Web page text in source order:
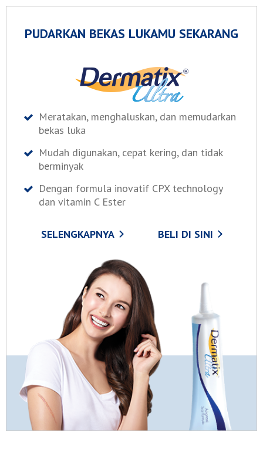
PUDARKAN BEKAS LUKAMU SEKARANG
Meratakan, menghaluskan, dan memudarkan
bekas luka
Mudah digunakan, cepat kering, dan tidak
berminyak
Dengan formula inovatif CPX technology
dan vitamin C Ester
SELENGKAPNYA BELI DI SINI